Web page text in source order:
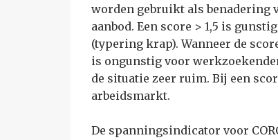
worden gebruikt als benadering
aanbod. Een score > 1,5 is
(typering krap). Wanneer de
is ongunstig voor
de situatie zeer ruim. Bij een
arbeidsmarkt.
De spanningsindicator voor